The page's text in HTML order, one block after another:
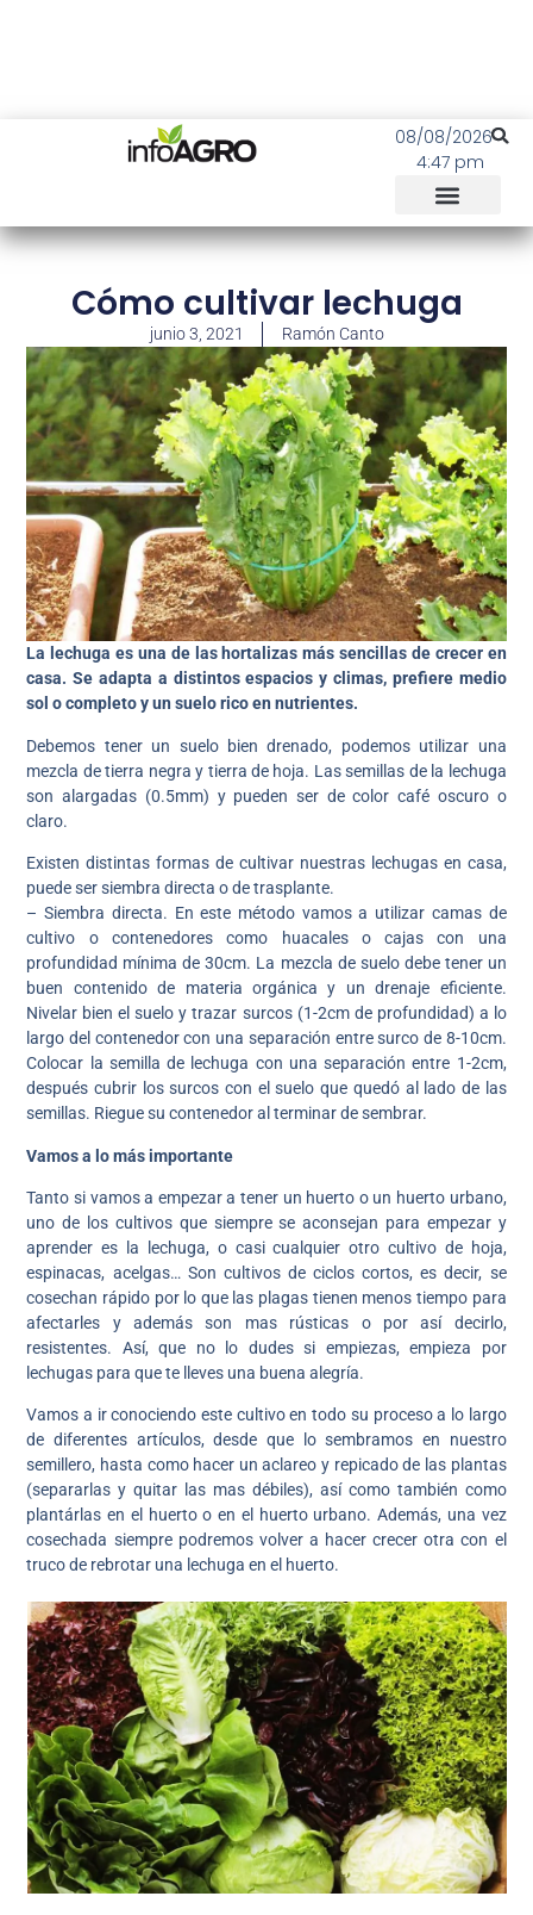
08/08/2026
4:47 pm
Cómo cultivar lechuga
junio 3, 2021 Ramón Canto
La lechuga es una de las hortalizas más sencillas de crecer en
casa. Se adapta a distintos espacios y climas, prefiere medio
sol o completo y un suelo rico en nutrientes.
Debemos tener un suelo bien drenado, podemos utilizar una
mezcla de tierra negra y tierra de hoja. Las semillas de la lechuga
son alargadas (0.5mm) y pueden ser de color café oscuro o
claro.
Existen distintas formas de cultivar nuestras lechugas en casa,
puede ser siembra directa o de trasplante.
– Siembra directa. En este método vamos a utilizar camas de
cultivo o contenedores como huacales o cajas con una
profundidad mínima de 30cm. La mezcla de suelo debe tener un
buen contenido de materia orgánica y un drenaje eficiente.
Nivelar bien el suelo y trazar surcos (1-2cm de profundidad) a lo
largo del contenedor con una separación entre surco de 8-10cm.
Colocar la semilla de lechuga con una separación entre 1-2cm,
después cubrir los surcos con el suelo que quedó al lado de las
semillas. Riegue su contenedor al terminar de sembrar.
Vamos a lo más importante
Tanto si vamos a empezar a tener un huerto o un huerto urbano,
uno de los cultivos que siempre se aconsejan para empezar y
aprender es la lechuga, o casi cualquier otro cultivo de hoja,
espinacas, acelgas… Son cultivos de ciclos cortos, es decir, se
cosechan rápido por lo que las plagas tienen menos tiempo para
afectarles y además son mas rústicas o por así decirlo,
resistentes. Así, que no lo dudes si empiezas, empieza por
lechugas para que te lleves una buena alegría.
Vamos a ir conociendo este cultivo en todo su proceso a lo largo
de diferentes artículos, desde que lo sembramos en nuestro
semillero, hasta como hacer un aclareo y repicado de las plantas
(separarlas y quitar las mas débiles), así como también como
plantárlas en el huerto o en el huerto urbano. Además, una vez
cosechada siempre podremos volver a hacer crecer otra con el
truco de rebrotar una lechuga en el huerto.